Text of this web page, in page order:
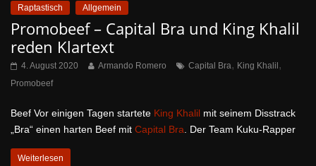
Raptastisch Allgemein
Promobeef – Capital Bra und King Khalil
reden Klartext
4. August 2020 Armando Romero Capital Bra, King Khalil ,
Promobeef
Beef Vor einigen Tagen startete King Khalil mit seinem Disstrack
„Bra“ einen harten Beef mit Capital Bra. Der Team Kuku-Rapper
Weiterlesen